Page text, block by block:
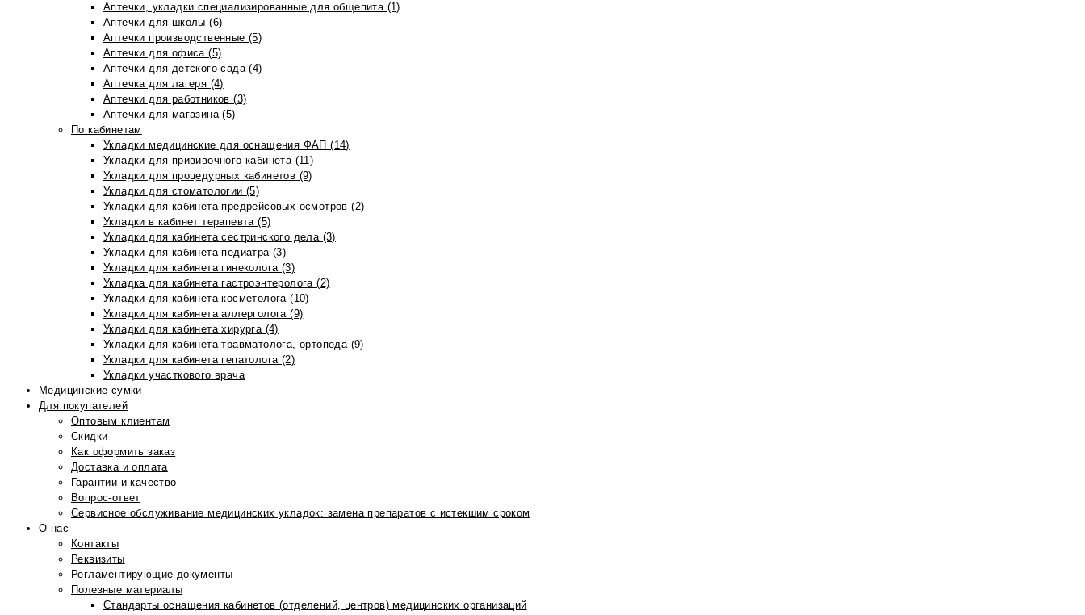
Аптечки, укладки специализированные для общепита (1)
Аптечки для школы (6)
Аптечки производственные (5)
Аптечки для офиса (5)
Аптечки для детского сада (4)
Аптечка для лагеря (4)
Аптечки для работников (3)
Аптечки для магазина (5)
По кабинетам
Укладки медицинские для оснащения ФАП (14)
Укладки для прививочного кабинета (11)
Укладки для процедурных кабинетов (9)
Укладки для стоматологии (5)
Укладки для кабинета предрейсовых осмотров (2)
Укладки в кабинет терапевта (5)
Укладки для кабинета сестринского дела (3)
Укладки для кабинета педиатра (3)
Укладки для кабинета гинеколога (3)
Укладка для кабинета гастроэнтеролога (2)
Укладки для кабинета косметолога (10)
Укладки для кабинета аллерголога (9)
Укладки для кабинета хирурга (4)
Укладки для кабинета травматолога, ортопеда (9)
Укладки для кабинета гепатолога (2)
Укладки участкового врача
Медицинские сумки
Для покупателей
Оптовым клиентам
Скидки
Как оформить заказ
Доставка и оплата
Гарантии и качество
Вопрос-ответ
Сервисное обслуживание медицинских укладок: замена препаратов с истекшим сроком
О нас
Контакты
Реквизиты
Регламентирующие документы
Полезные материалы
Стандарты оснащения кабинетов (отделений, центров) медицинских организаций